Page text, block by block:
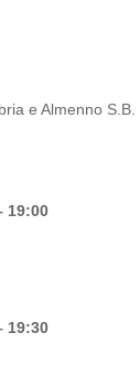
e Almenno
19:00
19:30